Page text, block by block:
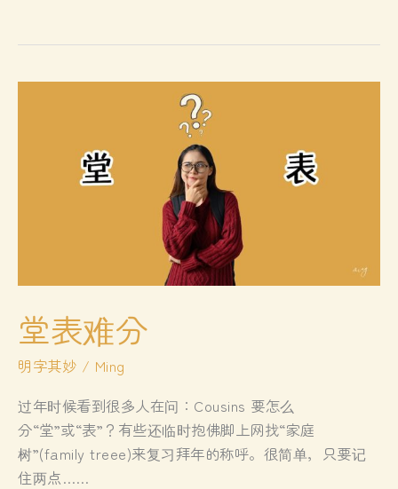
器
堂表难分
明字其妙 / Ming
过年时候看到很多人在问：Cousins 要怎么
分“堂”或“表”？有些还临时抱佛脚上网找“家庭
树”(family treee)来复习拜年的称呼。很简单，只要记
住两点……